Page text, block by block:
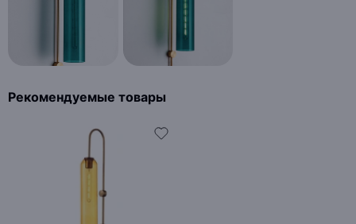
Рекомендуемые товары